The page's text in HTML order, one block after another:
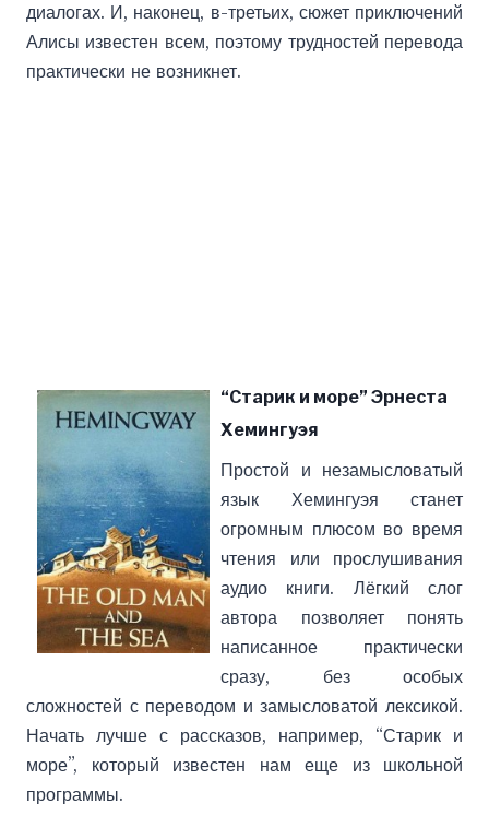
диалогах. И, наконец, в-третьих, сюжет приключений
Алисы известен всем, поэтому трудностей перевода
практически не возникнет.
“Старик и море” Эрнеста
Хемингуэя
Простой и незамысловатый
язык Хемингуэя станет
огромным плюсом во время
чтения или прослушивания
аудио книги. Лёгкий слог
автора позволяет понять
написанное практически
сразу, без особых
сложностей с переводом и замысловатой лексикой.
Начать лучше с рассказов, например, “Старик и
море”, который известен нам еще из школьной
программы.